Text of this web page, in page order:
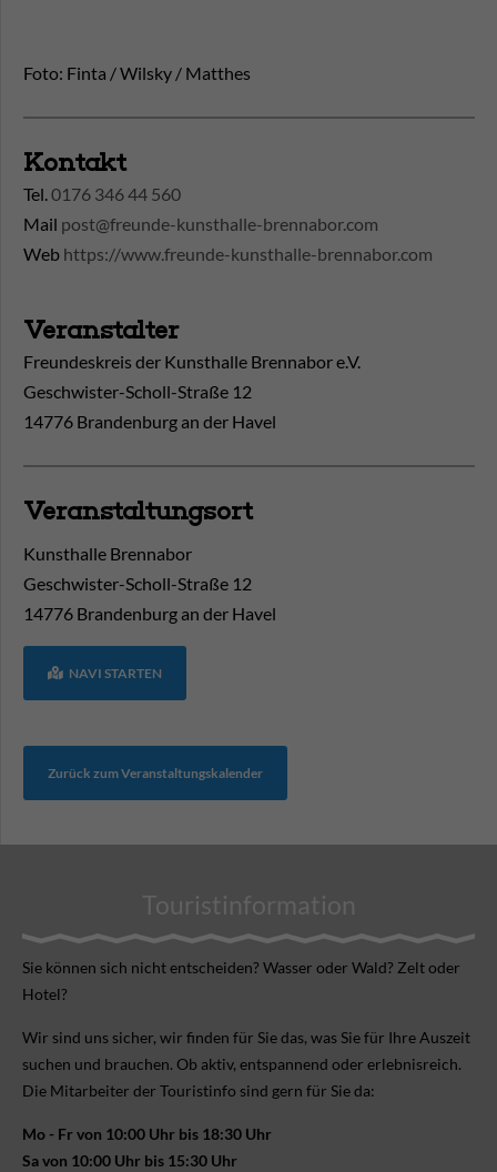
Foto: Finta / Wilsky / Matthes
Kontakt
Tel.0176 346 44 560
Mail post@freunde-kunsthalle-brennabor.com
Web https://www.freunde-kunsthalle-brennabor.com
Veranstalter
Freundeskreis der Kunsthalle Brennabor e.V.
Geschwister-Scholl-Straße 12
14776 Brandenburg an der Havel
Veranstaltungsort
Kunsthalle Brennabor
Geschwister-Scholl-Straße 12
14776 Brandenburg an der Havel
NAVI STARTEN
Zurück zum Veranstaltungskalender
Touristinformation
Sie können sich nicht ent­scheiden? Wasser oder Wald? Zelt oder
Hotel?
Wir sind uns sicher, wir finden für Sie das, was Sie für Ihre Aus­zeit
suchen und brauchen. Ob aktiv, ent­spannend oder erlebnis­reich.
Die Mitarbeiter der Touristinfo sind gern für Sie da:
Mo - Fr von 10:00 Uhr bis 18:30 Uhr
Sa von 10:00 Uhr bis 15:30 Uhr